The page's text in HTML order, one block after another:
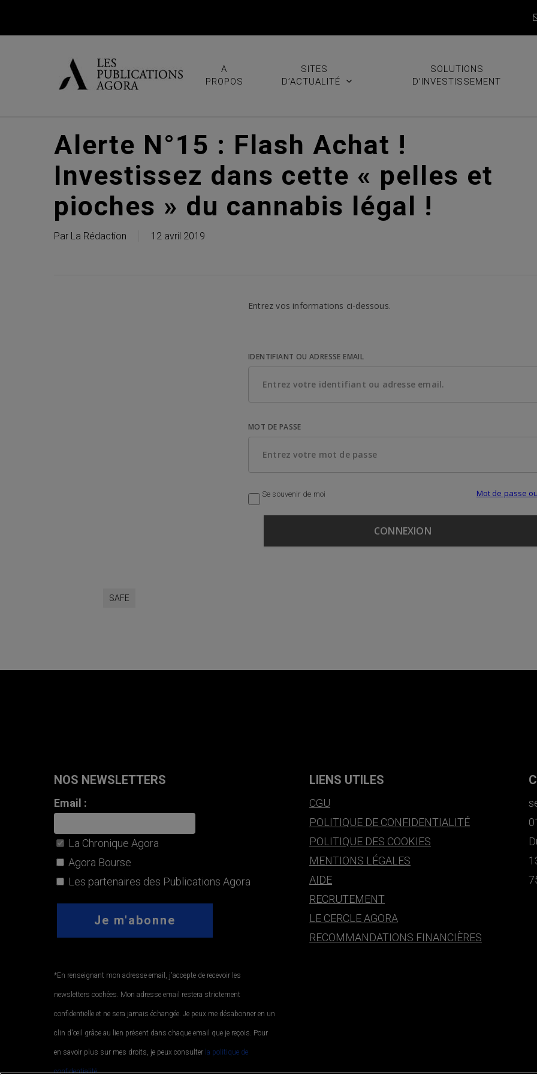
A
PROPOS
SITES
D’ACTUALITÉ
SOLUTIONS
D’INVESTISSEMENT
Alerte N°15 : Flash Achat !
Investissez dans cette « pelles et
pioches » du cannabis légal !
Par La Rédaction 12 avril 2019
Entrez vos informations ci-dessous.
IDENTIFIANT OU ADRESSE EMAIL
MOT DE PASSE
Se souvenir de moi Mot de passe
SAFE
NOS NEWSLETTERS
Email :
La Chronique Agora
Agora Bourse
Les partenaires des Publications Agora
*En renseignant mon adresse email, j'accepte de recevoir les
newsletters cochées. Mon adresse email restera strictement
confidentielle et ne sera jamais échangée. Je peux me désabonner en un
clin d'œil grâce au lien présent dans chaque email que je reçois. Pour
en savoir plus sur mes droits, je peux consulter la politique de
confidentialité..
LIENS UTILES
CGU
POLITIQUE DE CONFIDENTIALITÉ
POLITIQUE DES COOKIES
MENTIONS LÉGALES
AIDE
RECRUTEMENT
LE CERCLE AGORA
RECOMMANDATIONS FINANCIÈRES